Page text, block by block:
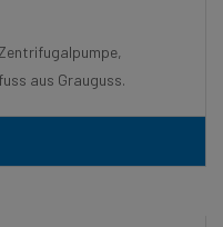
aus Grauguss.